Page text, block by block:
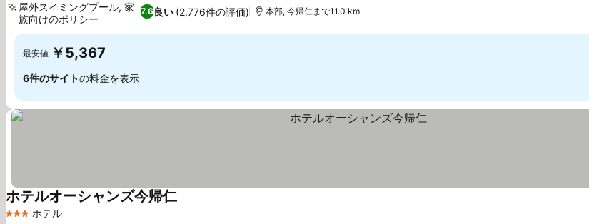
7.6良い (2,776件の評価)
屋外スイミングプール, 家
族向けのポリシー
本部, 今帰仁まで11.0 km
最安値 ￥5,367
6件のサイトの料金を表示
3 ホテルのランク
ホテル
ホテルオーシャンズ今帰仁料金を表示